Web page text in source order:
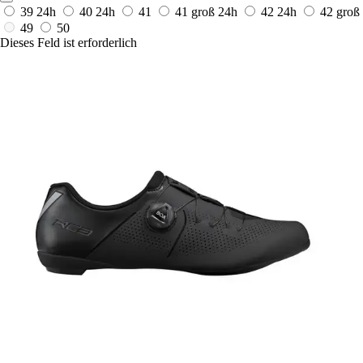
39 24h 40 24h 41 41 groß 24h 42 24h 42 groß
49
50
Dieses Feld ist erforderlich